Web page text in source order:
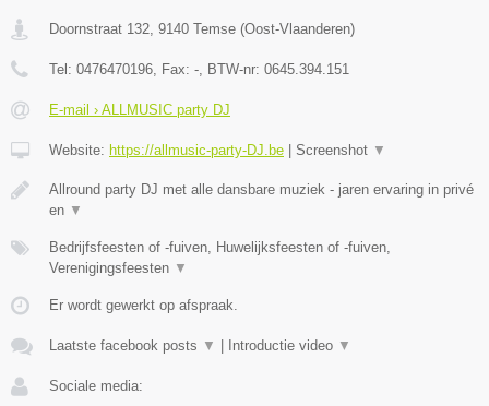
Doornstraat 132 9140 Temse (Oost-Vlaanderen)
Tel: 0476470196 , Fax: - , BTW-nr: 0645.394.151
E-mail › ALLMUSIC party DJ
Website: https://allmusic-party-DJ.be Screenshot ▼
Allround party DJ met alle dansbare muziek - jaren ervaring in privé
en ▼
Bedrijfsfeesten of -fuiven, Huwelijksfeesten of -fuiven,
Verenigingsfeesten ▼
Er wordt gewerkt op afspraak.
Laatste facebook posts ▼ Introductie video ▼
Sociale media: